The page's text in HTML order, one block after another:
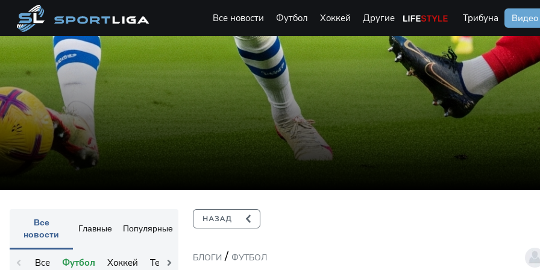
Все новости Футбол Хоккей Другие Life Style Трибуна Видео
Все
новости
Главные Популярные
Все Футбол Хоккей Теннис Остальное
БЛОГИ / ФУТБОЛ